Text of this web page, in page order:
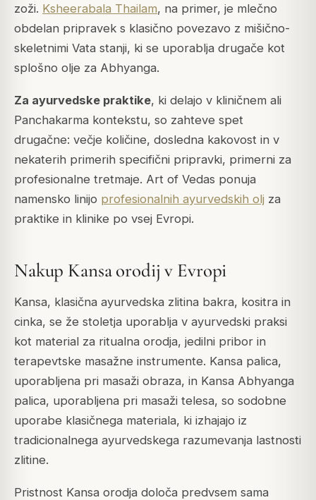
zoži. Ksheerabala Thailam, na primer, je mlečno
obdelan pripravek s klasično povezavo z mišično-
skeletnimi Vata stanji, ki se uporablja drugače kot
splošno olje za Abhyanga.
Za ayurvedske praktike, ki delajo v kliničnem ali
Panchakarma kontekstu, so zahteve spet
drugačne: večje količine, dosledna kakovost in v
nekaterih primerih specifični pripravki, primerni za
profesionalne tretmaje. Art of Vedas ponuja
namensko linijo profesionalnih ayurvedskih olj za
praktike in klinike po vsej Evropi.
Nakup Kansa orodij v Evropi
Kansa, klasična ayurvedska zlitina bakra, kositra in
cinka, se že stoletja uporablja v ayurvedski praksi
kot material za ritualna orodja, jedilni pribor in
terapevtske masažne instrumente. Kansa palica,
uporabljena pri masaži obraza, in Kansa Abhyanga
palica, uporabljena pri masaži telesa, so sodobne
uporabe klasičnega materiala, ki izhajajo iz
tradicionalnega ayurvedskega razumevanja lastnosti
zlitine.
Pristnost Kansa orodja določa predvsem sama